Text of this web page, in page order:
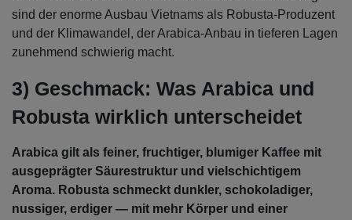
sind der enorme Ausbau Vietnams als Robusta-Produzent
und der Klimawandel, der Arabica-Anbau in tieferen Lagen
zunehmend schwierig macht.
3) Geschmack: Was Arabica und
Robusta wirklich unterscheidet
Arabica gilt als feiner, fruchtiger, blumiger Kaffee mit
ausgeprägter Säurestruktur und vielschichtigem
Aroma. Robusta schmeckt dunkler, schokoladiger,
nussiger, erdiger — mit mehr Körper und einer